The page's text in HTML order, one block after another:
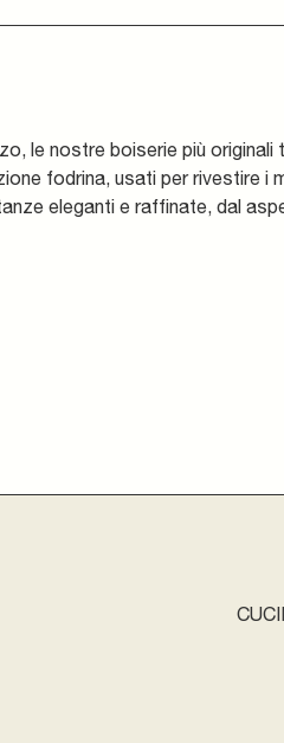
le nostre boiserie più
fodrina, usati per rivestire i
eleganti e raffinate, dal